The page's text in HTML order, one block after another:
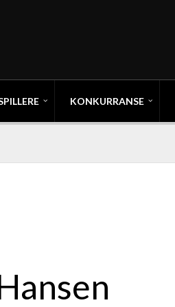
KONKURRANSE